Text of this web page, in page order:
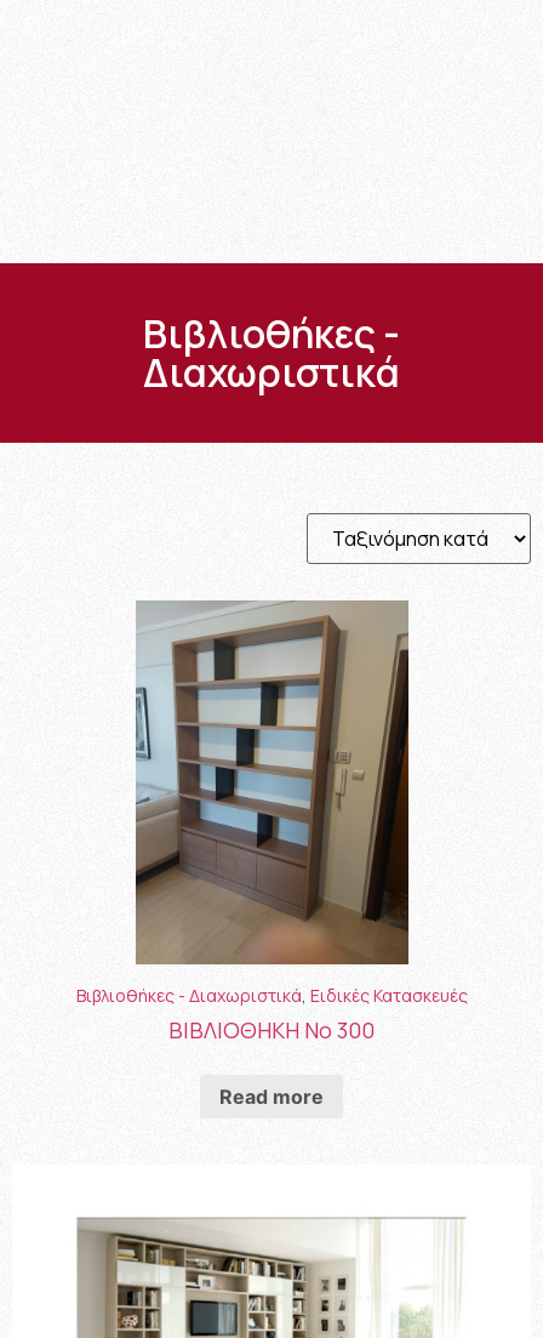
Βιβλιοθήκες -
Διαχωριστικά
Βιβλιοθήκες - Διαχωριστικά,Ειδικές Κατασκευές
ΒΙΒΛΙΟΘΗΚΗ Νο 300
Read more